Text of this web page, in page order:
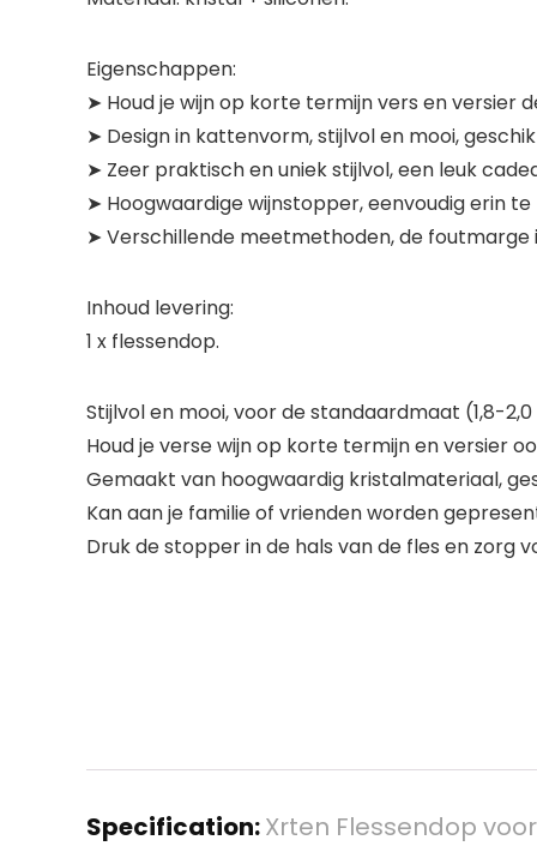
Eigenschappen:
➤ Houd je wijn op korte termijn vers en versier
➤ Design in kattenvorm, stijlvol en mooi,
➤ Zeer praktisch en uniek stijlvol, een leuk
➤ Hoogwaardige wijnstopper, eenvoudig erin
➤ Verschillende meetmethoden, de
Inhoud levering:
1 x flessendop.
Stijlvol en mooi, voor de standaardmaat (1,8-
Houd je verse wijn op korte termijn en versier
Gemaakt van hoogwaardig kristalmateriaal,
Kan aan je familie of vrienden worden
Druk de stopper in de hals van de fles en zorg
Specification:Xrten Flessendop